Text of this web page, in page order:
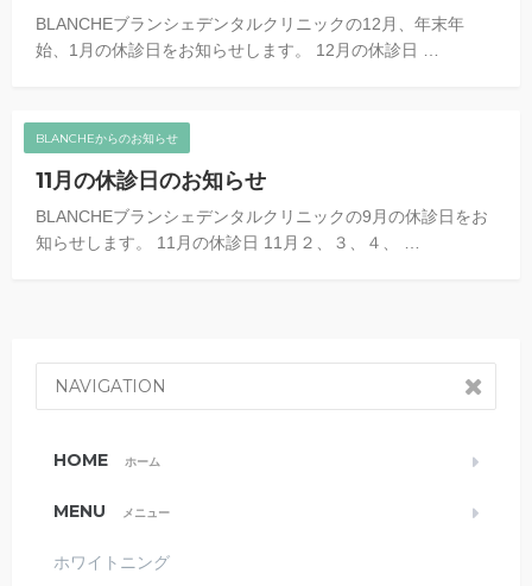
BLANCHEブランシェデンタルクリニックの12月、年末年
始、1月の休診日をお知らせします。 12月の休診日 …
BLANCHEからのお知らせ
11月の休診日のお知らせ
BLANCHEブランシェデンタルクリニックの9月の休診日をお
知らせします。 11月の休診日 11月２、３、４、 …
NAVIGATION
HOME ホーム
MENU メニュー
ホワイトニング